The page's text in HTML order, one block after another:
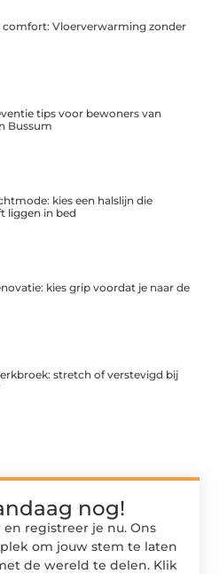
comfort: Vloerverwarming zonder
tips voor bewoners van
Bussum
kies een halslijn die
liggen in bed
kies grip voordat je naar de
stretch of verstevigd bij
nog!
registreer je nu. Ons
om jouw stem te laten
de wereld te delen. Klik